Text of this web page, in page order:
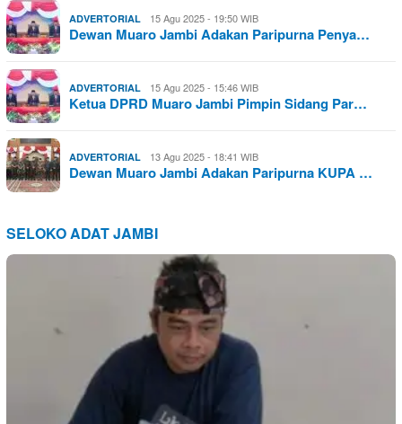
ADVERTORIAL 15 Agu 2025 - 19:50 WIB
Dewan Muaro Jambi Adakan Paripurna Penya…
ADVERTORIAL 15 Agu 2025 - 15:46 WIB
Ketua DPRD Muaro Jambi Pimpin Sidang Par…
ADVERTORIAL 13 Agu 2025 - 18:41 WIB
Dewan Muaro Jambi Adakan Paripurna KUPA …
SELOKO ADAT JAMBI